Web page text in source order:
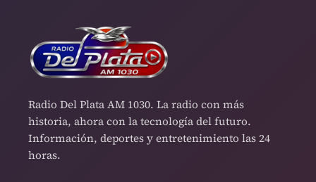
Radio Del Plata AM 1030. La radio con más
historia, ahora con la tecnología del futuro.
Información, deportes y entretenimiento las 24
horas.